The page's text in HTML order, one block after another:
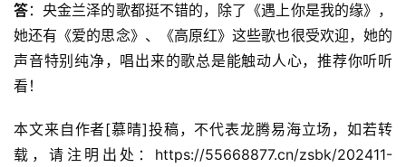
答：央金兰泽的歌都挺不错的，除了《遇上你是我的缘》，
她还有《爱的思念》、《高原红》这些歌也很受欢迎，她的
声音特别纯净，唱出来的歌总是能触动人心，推荐你听听
看！
本文来自作者[慕晴]投稿，不代表龙腾易海立场，如若转
载，请注明出处：https://55668877.cn/zsbk/202411-